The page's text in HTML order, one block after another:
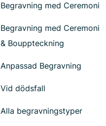
Begravning med Ceremoni
Begravning med Ceremoni
& Bouppteckning
Anpassad Begravning
Vid dödsfall
Alla begravningstyper